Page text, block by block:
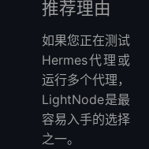
推荐理由
如果您正在测试
Hermes代理或
运行多个代理，
LightNode是最
容易入手的选择
之一。